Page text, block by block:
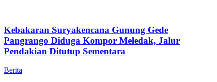
Kebakaran Suryakencana Gunung Gede
Pangrango Diduga Kompor Meledak, Jalur
Pendakian Ditutup Sementara
Berita